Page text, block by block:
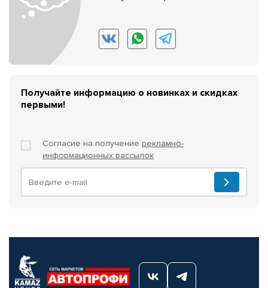
Получайте информацию о новинках и скидках
первыми!
Согласие на получение рекламно-
информационных рассылок